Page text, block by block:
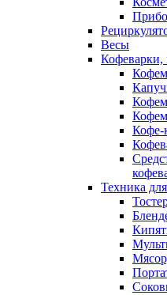
Весы
Кофе-
Техника